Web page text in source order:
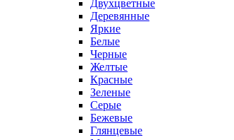
Двухцветные
Деревянные
Яркие
Белые
Черные
Желтые
Красные
Зеленые
Серые
Бежевые
Глянцевые